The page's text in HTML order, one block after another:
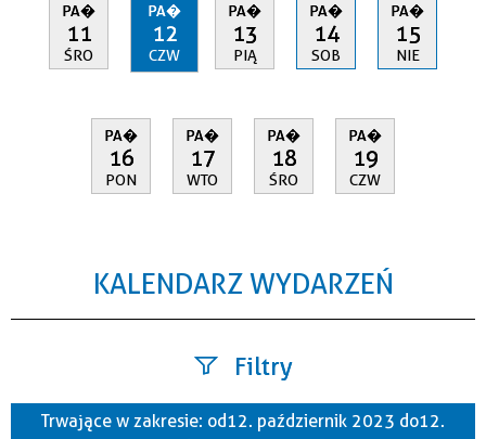
PA�
11
ŚRO
PA�
12
CZW
PA�
13
PIĄ
PA�
14
SOB
PA�
15
NIE
PA�
16
PON
PA�
17
WTO
PA�
18
ŚRO
PA�
19
CZW
KALENDARZ WYDARZEŃ
Filtry
Szukana fraza
Trwające w zakresie: od 12. październik 2023 do 12.